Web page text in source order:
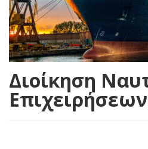
Διοίκηση
Επιχειρήσεων